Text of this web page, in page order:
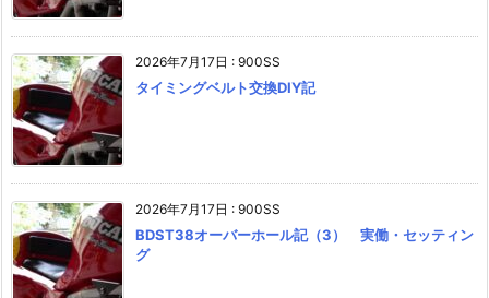
2026年7月17日 : 900SS
タイミングベルト交換DIY記
2026年7月17日 : 900SS
BDST38オーバーホール記（3） 実働・セッティン
グ